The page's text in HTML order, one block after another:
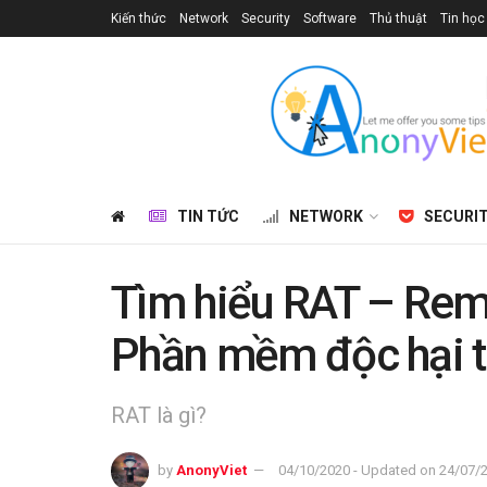
Kiến thức Network Security Software Thủ thuật Tin
TIN TỨC NETWORK
Tìm hiểu RAT –
Phần mềm độc hại
RAT là gì?
by AnonyViet 04/10/2020 - Updated on 24/07/